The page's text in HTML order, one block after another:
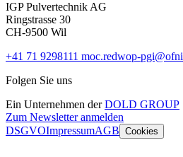
IGP Pulvertechnik AG
Ringstrasse 30
CH-9500 Wil
+41 71 9298111 moc.redwop-pgi@ofni
Folgen Sie uns
Ein Unternehmen derDOLD GROUP
Zum Newsletter anmelden
DSGVOImpressumAGB Cookies